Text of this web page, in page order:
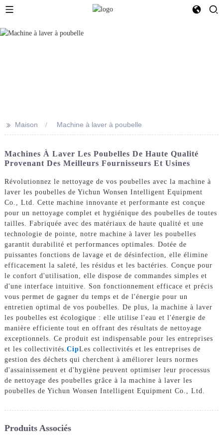
>> Maison Machine à laver à poubelle
Machines À Laver Les Poubelles De Haute Qualité
Provenant Des Meilleurs Fournisseurs Et Usines
Révolutionnez le nettoyage de vos poubelles avec la machine à
laver les poubelles de Yichun Wonsen Intelligent Equipment
Co., Ltd. Cette machine innovante et performante est conçue
pour un nettoyage complet et hygiénique des poubelles de toutes
tailles. Fabriquée avec des matériaux de haute qualité et une
technologie de pointe, notre machine à laver les poubelles
garantit durabilité et performances optimales. Dotée de
puissantes fonctions de lavage et de désinfection, elle élimine
efficacement la saleté, les résidus et les bactéries. Conçue pour
le confort d'utilisation, elle dispose de commandes simples et
d'une interface intuitive. Son fonctionnement efficace et précis
vous permet de gagner du temps et de l'énergie pour un
entretien optimal de vos poubelles. De plus, la machine à laver
les poubelles est écologique : elle utilise l'eau et l'énergie de
manière efficiente tout en offrant des résultats de nettoyage
exceptionnels. Ce produit est indispensable pour les entreprises
et les collectivités. CipLes collectivités et les entreprises de
gestion des déchets qui cherchent à améliorer leurs normes
d'assainissement et d'hygiène peuvent optimiser leur processus
de nettoyage des poubelles grâce à la machine à laver les
poubelles de Yichun Wonsen Intelligent Equipment Co., Ltd.
Produits Associés